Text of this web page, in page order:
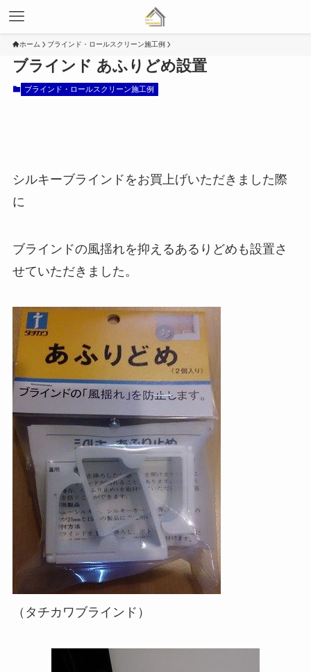
ホーム ブラインド・ロールスクリーン施工例
ブラインド あふりどめ設置
ブラインド・ロールスクリーン施工例
シルキーブラインドをお買上げいただきました際
に
ブラインドの風揺れを抑えるあるりどめも設置さ
せていただきました。
（タチカワブラインド）